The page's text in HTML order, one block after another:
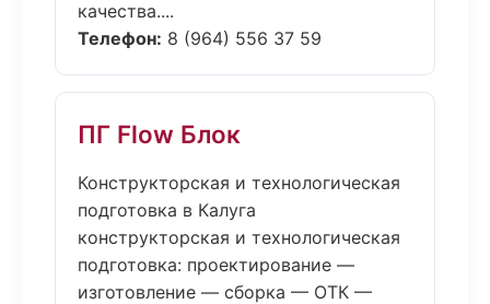
качества....
Телефон: 8 (964) 556 37 59
ПГ Flow Блок
Конструкторская и технологическая
подготовка в Калуга
конструкторская и технологическая
подготовка: проектирование —
изготовление — сборка — ОТК —